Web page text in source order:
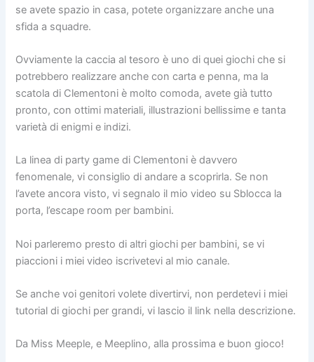
se avete spazio in casa, potete organizzare anche una
sfida a squadre.
Ovviamente la caccia al tesoro è uno di quei giochi che si
potrebbero realizzare anche con carta e penna, ma la
scatola di Clementoni è molto comoda, avete già tutto
pronto, con ottimi materiali, illustrazioni bellissime e tanta
varietà di enigmi e indizi.
La linea di party game di Clementoni è davvero
fenomenale, vi consiglio di andare a scoprirla. Se non
l’avete ancora visto, vi segnalo il mio video su Sblocca la
porta, l’escape room per bambini.
Noi parleremo presto di altri giochi per bambini, se vi
piaccioni i miei video iscrivetevi al mio canale.
Se anche voi genitori volete divertirvi, non perdetevi i miei
tutorial di giochi per grandi, vi lascio il link nella descrizione.
Da Miss Meeple, e Meeplino, alla prossima e buon gioco!